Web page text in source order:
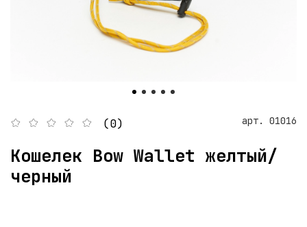
(0) арт. 01016
Кошелек Bow Wallet желтый/
черный